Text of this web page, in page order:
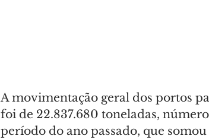
A movimentação geral dos portos
foi de 22.837.680 toneladas,
período do ano passado, que